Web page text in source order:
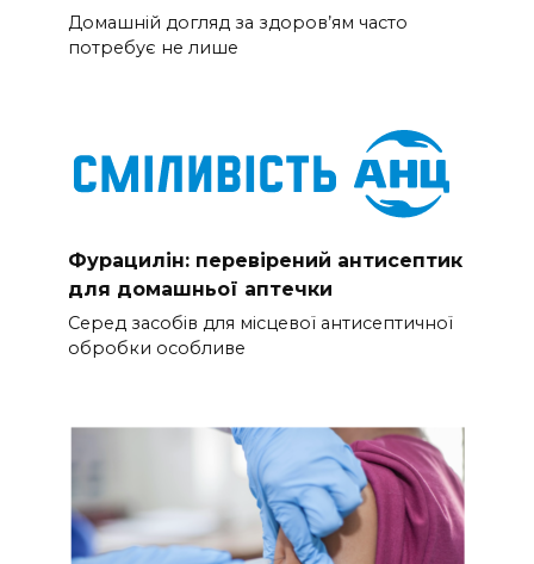
Домашній догляд за здоров’ям часто
потребує не лише
Фурацилін: перевірений антисептик
для домашньої аптечки
Серед засобів для місцевої антисептичної
обробки особливе